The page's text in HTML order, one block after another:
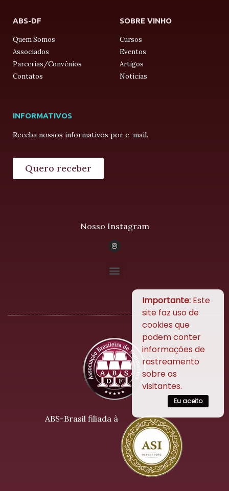
ABS-DF
Quem Somos
Associados
Parcerias/Convênios
Contatos
SOBRE VINHO
Cursos
Eventos
Artigos
Notícias
INFORMATIVOS
Receba nossos informativos por e-mail.
Quero receber
Nosso Instagram
ABS-Brasil filiada à
Importante: Este
site faz uso de
cookies que
podem conter
informações de
rastreamento
sobre os
visitantes.
Eu aceito